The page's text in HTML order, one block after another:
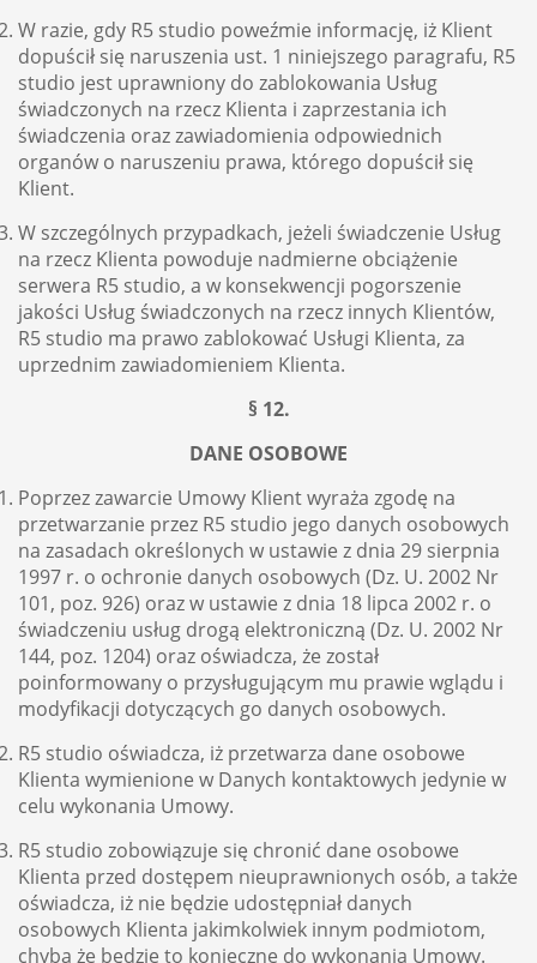
W razie, gdy R5 studio poweźmie informację, iż Klient
dopuścił się naruszenia ust. 1 niniejszego paragrafu, R5
studio jest uprawniony do zablokowania Usług
świadczonych na rzecz Klienta i zaprzestania ich
świadczenia oraz zawiadomienia odpowiednich
organów o naruszeniu prawa, którego dopuścił się
Klient.
W szczególnych przypadkach, jeżeli świadczenie Usług
na rzecz Klienta powoduje nadmierne obciążenie
serwera R5 studio, a w konsekwencji pogorszenie
jakości Usług świadczonych na rzecz innych Klientów,
R5 studio ma prawo zablokować Usługi Klienta, za
uprzednim zawiadomieniem Klienta.
§ 12.
DANE OSOBOWE
Poprzez zawarcie Umowy Klient wyraża zgodę na
przetwarzanie przez R5 studio jego danych osobowych
na zasadach określonych w ustawie z dnia 29 sierpnia
1997 r. o ochronie danych osobowych (Dz. U. 2002 Nr
101, poz. 926) oraz w ustawie z dnia 18 lipca 2002 r. o
świadczeniu usług drogą elektroniczną (Dz. U. 2002 Nr
144, poz. 1204) oraz oświadcza, że został
poinformowany o przysługującym mu prawie wglądu i
modyfikacji dotyczących go danych osobowych.
R5 studio oświadcza, iż przetwarza dane osobowe
Klienta wymienione w Danych kontaktowych jedynie w
celu wykonania Umowy.
R5 studio zobowiązuje się chronić dane osobowe
Klienta przed dostępem nieuprawnionych osób, a także
oświadcza, iż nie będzie udostępniał danych
osobowych Klienta jakimkolwiek innym podmiotom,
chyba że będzie to konieczne do wykonania Umowy.